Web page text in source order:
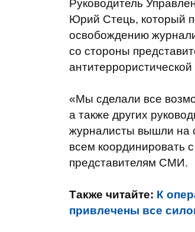
Руководитель
Юрий Стець, который
освобождению
со стороны
«Мы сделали все
а также других
журналисты вышли на
всем координировать
представителям СМИ.
Также читайте: К
привлечены все